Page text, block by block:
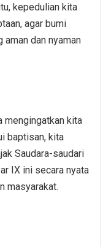
kepedulian kita
agar bumi
aman dan nyaman
mengingatkan kita
baptisan, kita
Saudara-saudari
IX ini secara nyata
masyarakat.